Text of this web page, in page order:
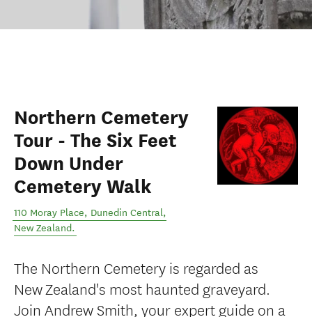
Northern Cemetery
Tour - The Six Feet
Down Under
Cemetery Walk
110 Moray Place, Dunedin Central,
New Zealand.
The Northern Cemetery is regarded as
New Zealand's most haunted graveyard.
Join Andrew Smith, your expert guide on a